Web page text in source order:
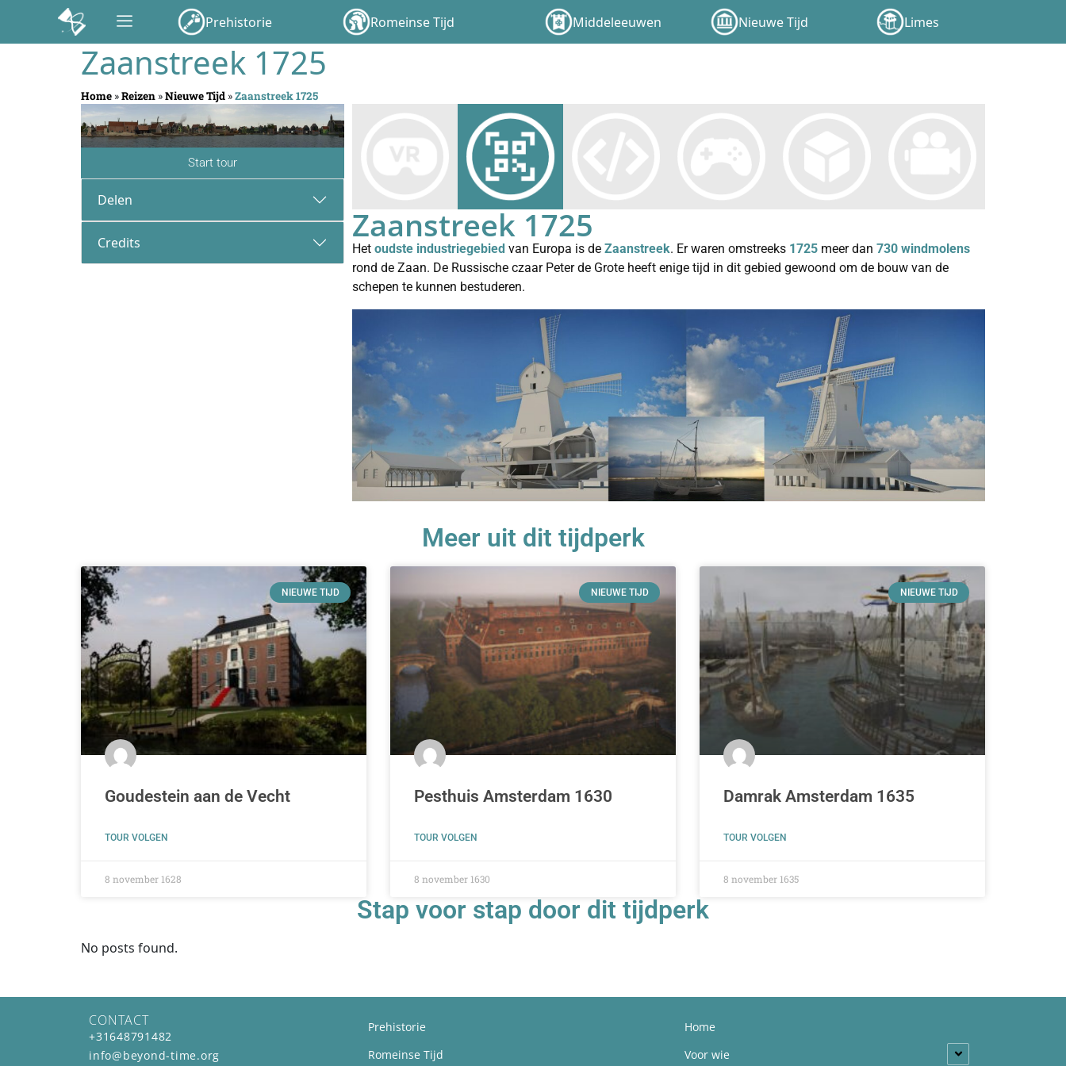
Prehistorie Romeinse Tijd Middeleeuwen Nieuwe Tijd Limes
Zaanstreek 1725
Home »Reizen »Nieuwe Tijd »Zaanstreek 1725
Start tour
Delen
Credits Zaanstreek 1725
Het oudste industriegebied van Europa is de Zaanstreek. Er waren omstreeks 1725 meer dan 730 windmolens
rond de Zaan. De Russische czaar Peter de Grote heeft enige tijd in dit gebied gewoond om de bouw van de
schepen te kunnen bestuderen.
Meer uit dit tijdperk
NIEUWE TIJD
Goudestein aan de Vecht
TOUR VOLGEN
8 november 1628
NIEUWE TIJD
Pesthuis Amsterdam 1630
TOUR VOLGEN
8 november 1630
NIEUWE TIJD
Damrak Amsterdam 1635
TOUR VOLGEN
8 november 1635
Stap voor stap door dit tijdperk
No posts found.
CONTACT
+31648791482
info@beyond-time.org
Prehistorie
Romeinse Tijd
Home
Voor wie